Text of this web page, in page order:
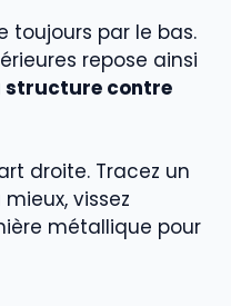
toujours par le bas.
repose ainsi
structure contre
droite. Tracez un
vissez
métallique pour